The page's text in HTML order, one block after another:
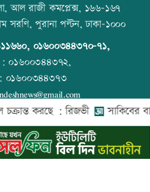
শাহাদতবার্ষিকীর দোয়া মাহফিলে
মিনিস্টার গোল্ডকাপ ফুটবল টুর্নামেন্টে
আহত ২৪
ফলপ্রকাশ ১০ আগস্ট, যেভাবে
ঘিরে ভাইরাল ভিডিওতে ছবি
জুড়ে অপপ্রচার: এলিন
হাদিসে নামাজ না পড়ার শাস্তি
মাতৃদুগ্ধ দিবস আজ
আল রাজী কমপ্লেক্স, ১৬৬-১৬৭
পুরানা পল্টন, ঢাকা-১০০০
, ০১৬০০৩৪৪৩৭০-৭১,
০১৬০০৩৪৪৩৭২,
০১৬০০৩৪৪৩৭৩
কর্তৃক সর্বসত্ব ® সংরক্ষিত | উন্নয়নে
: রিজভী সাকিবের বাড়িতে